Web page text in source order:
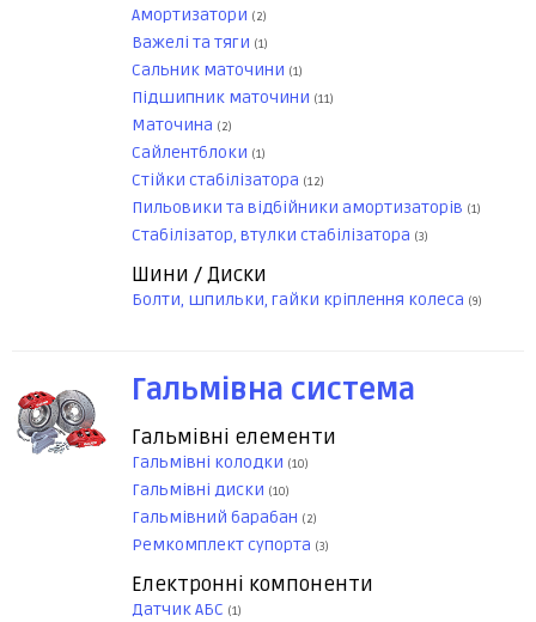
Амортизатори (2)
Важелі та тяги (1)
Сальник маточини (1)
Підшипник маточини (11)
Маточина (2)
Сайлентблоки (1)
Стійки стабілізатора (12)
Пильовики та відбійники амортизаторів (1)
Стабілізатор, втулки стабілізатора (3)
Шини / Диски
Болти, шпильки, гайки кріплення колеса (9)
Гальмівна система
Гальмівні елементи
Гальмівні колодки (10)
Гальмівні диски (10)
Гальмівний барабан (2)
Ремкомплект супорта (3)
Електронні компоненти
Датчик АБС (1)